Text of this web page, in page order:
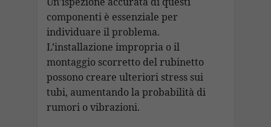
componenti è essenziale per
individuare il problema.
L’installazione impropria o il
montaggio scorretto del rubinetto
possono creare ulteriori stress sui
tubi, aumentando la probabilità di
rumori o vibrazioni.